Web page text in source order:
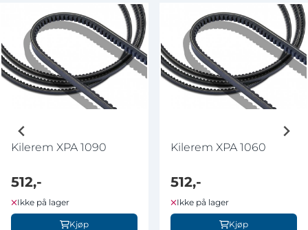
Kilerem XPA 1090
512,-
Ikke på lager
Kjøp
Kilerem XPA 1060
512,-
Ikke på lager
Kjøp